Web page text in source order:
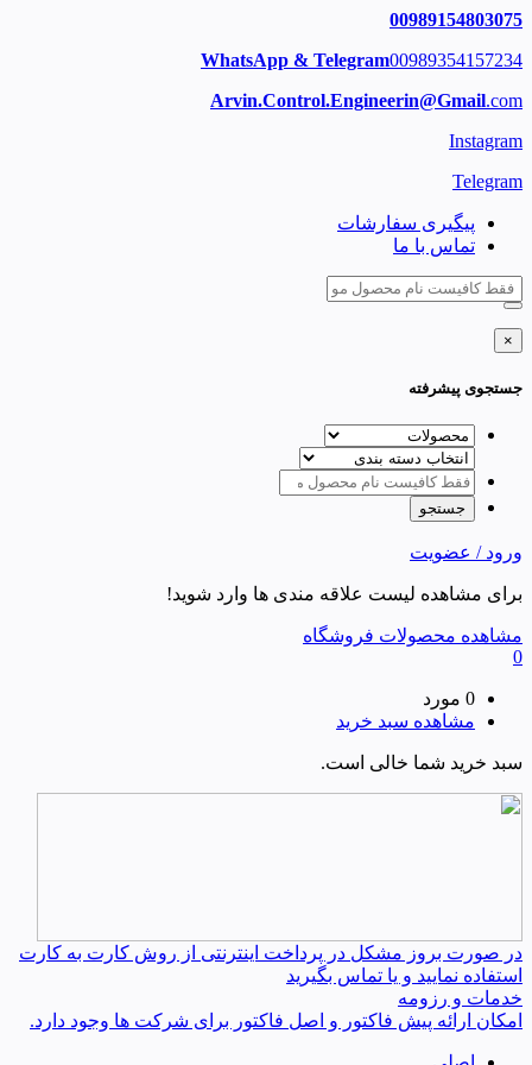
00989154803075
WhatsApp & Telegram00989354157234
Arvin.Control.Engineerin@Gmail.com
Instagram
Telegram
پیگیری سفارشات
تماس با ما
×
جستجوی پیشرفته
ورود / عضویت
برای مشاهده لیست علاقه مندی ها وارد شوید!
مشاهده محصولات فروشگاه
0
0 مورد
مشاهده سبد خرید
سبد خرید شما خالی است.
در صورت بروز مشکل در پرداخت اینترنتی از روش کارت به کارت
استفاده نمایید و یا تماس بگیرید
خدمات و رزومه
امکان ارائه پیش فاکتور و اصل فاکتور برای شرکت ها وجود دارد.